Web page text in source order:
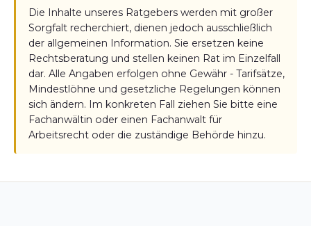
Die Inhalte unseres Ratgebers werden mit großer
Sorgfalt recherchiert, dienen jedoch ausschließlich
der allgemeinen Information. Sie ersetzen keine
Rechtsberatung und stellen keinen Rat im Einzelfall
dar. Alle Angaben erfolgen ohne Gewähr - Tarifsätze,
Mindestlöhne und gesetzliche Regelungen können
sich ändern. Im konkreten Fall ziehen Sie bitte eine
Fachanwältin oder einen Fachanwalt für
Arbeitsrecht oder die zuständige Behörde hinzu.